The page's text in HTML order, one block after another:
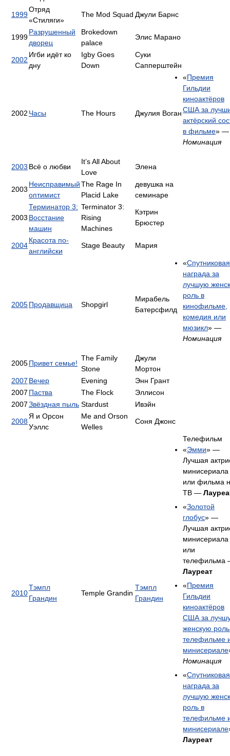
1999
Отряд
«Стиляги»
The Mod Squad Джули Барнс
1999
Разрушенный
дворец
Brokedown
palace
Элис Марано
2002
Игби идёт ко
дну
Igby Goes
Down
Суки
Сапперштейн
2002 Часы The Hours Джулия Воган
«Премия
Гильдии
киноактёров
США за
актёрский
в фильме» —
Номинация
2003 Всё о любви
It’s All About
Love
Элена
2003
Неисправимый
оптимист
The Rage In
Placid Lake
девушка на
семинаре
2003
Терминатор 3:
Восстание
машин
Terminator 3:
Rising
Machines
Кэтрин
Брюстер
2004
Красота по-
английски
Stage Beauty Мария
2005Продавщица Shopgirl
Мирабель
Батерсфилд
«Спутниковая
награда за
лучшую
роль в
кинофильме,
комедия или
мюзикл» —
Номинация
2005Привет семье!
The Family
Stone
Джули
Мортон
2007 Вечер Evening
Энн Грант
2007 Паства The Flock
Эллисон
2007Звёздная пыль Stardust Ивэйн
2008
Я и Орсон
Уэллс
Me and Orson
Welles
Соня Джонс
2010
Тэмпл
Грандин
Temple Grandin
Тэмпл
Грандин
Телефильм
«Эмми» —
Лучшая
минисериала
или фильма
ТВ —
«Золотой
глобус» —
Лучшая
минисериала
или
телефильма
Лауреат
«Премия
Гильдии
киноактёров
США за
женскую
телефильме
минисериале
Номинация
«Спутниковая
награда за
лучшую
роль в
телефильме
минисериале
Лауреат